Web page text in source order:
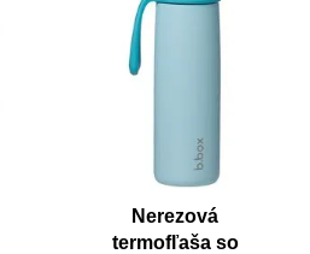
Nerezová
termofľaša so